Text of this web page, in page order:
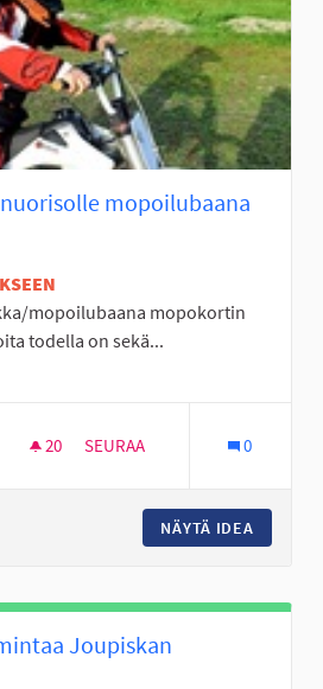
mopoilubaana
mopoilubaana mopokortin
todella on sekä...
mukaan: Eteläinen Seinäjoki
20 20 SEURAAJAA
SEURAA 0
NÄYTÄ IDEA
Joupiskan